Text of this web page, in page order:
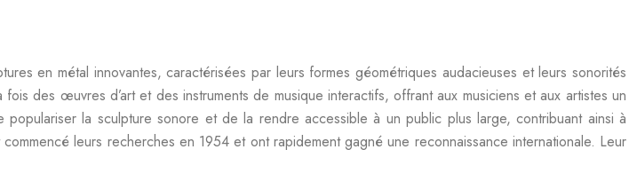
en métal innovantes, caractérisées par leurs formes géométriques audacieuses et leurs sonorités
des œuvres d’art et des instruments de musique interactifs, offrant aux musiciens et aux artistes un
la sculpture sonore et de la rendre accessible à un public plus large, contribuant ainsi à
leurs recherches en 1954 et ont rapidement gagné une reconnaissance internationale. Leur